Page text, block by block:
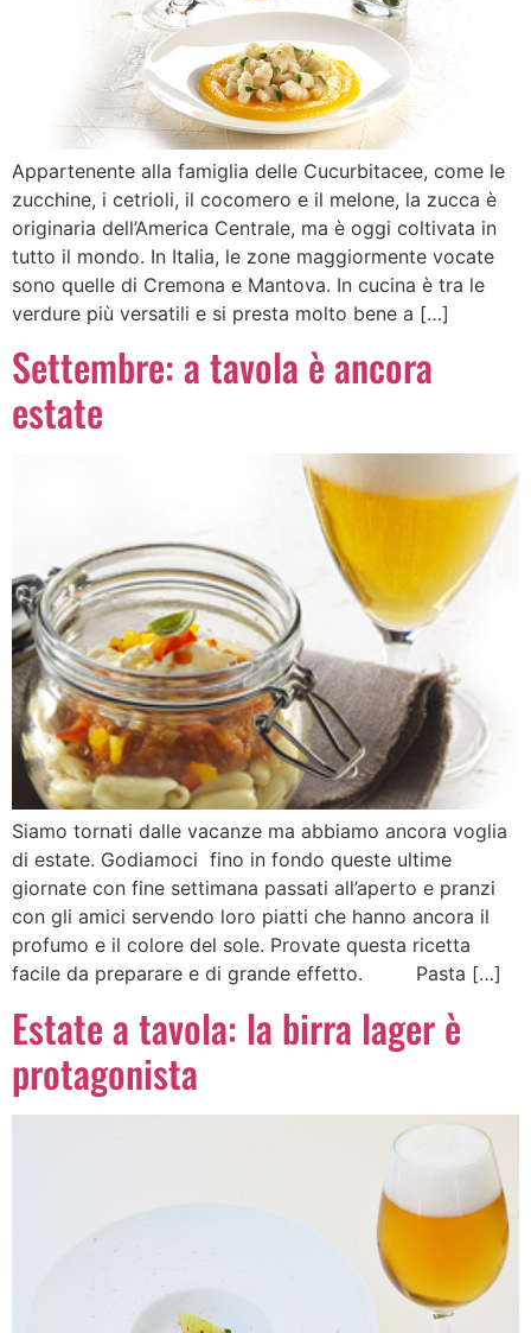
Appartenente alla famiglia delle Cucurbitacee, come le
zucchine, i cetrioli, il cocomero e il melone, la zucca è
originaria dell’America Centrale, ma è oggi coltivata in
tutto il mondo. In Italia, le zone maggiormente vocate
sono quelle di Cremona e Mantova. In cucina è tra le
verdure più versatili e si presta molto bene a […]
Settembre: a tavola è ancora
estate
Siamo tornati dalle vacanze ma abbiamo ancora voglia
di estate. Godiamoci fino in fondo queste ultime
giornate con fine settimana passati all’aperto e pranzi
con gli amici servendo loro piatti che hanno ancora il
profumo e il colore del sole. Provate questa ricetta
facile da preparare e di grande effetto. Pasta […]
Estate a tavola: la birra lager è
protagonista